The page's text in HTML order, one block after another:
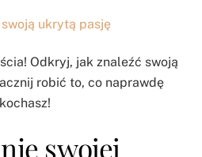
ukrytą pasję
Odkryj, jak znaleźć swoją
robić to, co naprawdę
kochasz!
swojej